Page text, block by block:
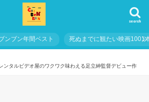
search
ンブン年間ベスト 死ぬまでに観たい映画1001
ンタルビデオ屋のワクワク味わえる足立紳監督デビュー作